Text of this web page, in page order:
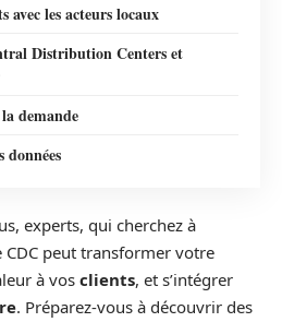
avec les acteurs locaux
Distribution Centers et
demande
données
experts, qui cherchez à
peut transformer votre
à vos clients, et s’intégrer
. Préparez-vous à découvrir des